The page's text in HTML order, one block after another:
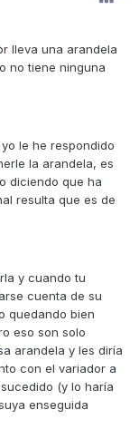
lleva una arandela
no tiene ninguna
le he respondido
la arandela, es
diciendo que ha
resulta que es de
y cuando tu
cuenta de su
quedando bien
eso son solo
arandela y les diría
con el variador a
(y lo haría
enseguida